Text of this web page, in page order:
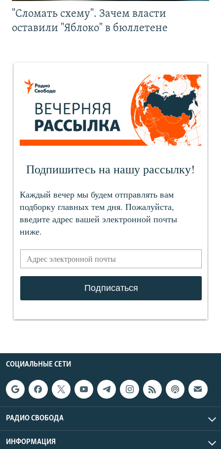
"Сломать схему". Зачем власти
оставили "Яблоко" в бюллетене
СОЦИАЛЬНЫЕ СЕТИ
РАДИО СВОБОДА
ИНФОРМАЦИЯ